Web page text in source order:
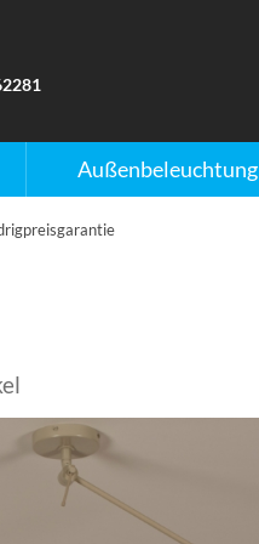
Außenbeleuchtung